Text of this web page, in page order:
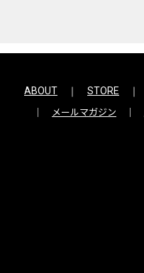
ABOUT STORE
メールマガジン